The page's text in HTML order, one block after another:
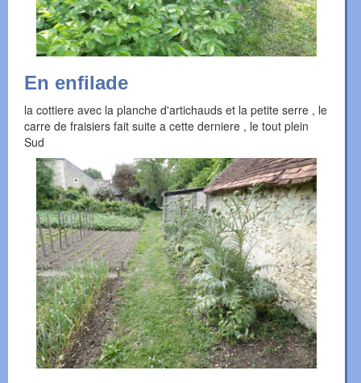
En enfilade
la cottiere avec la planche d'artichauds et la petite serre , le
carre de fraisiers fait suite a cette derniere , le tout plein
Sud